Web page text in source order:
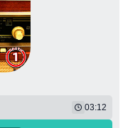
03:12